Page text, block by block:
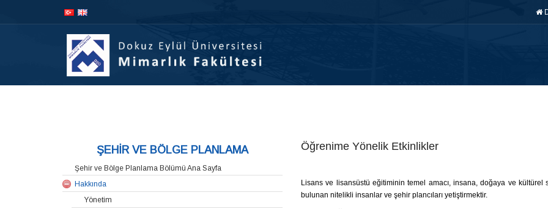
ŞEHİR VE BÖLGE PLANLAMA
Şehir ve Bölge Planlama Bölümü Ana Sayfa
Hakkında
Yönetim
Öğrenime Yönelik Etkinlikler
Lisans ve lisansüstü eğitiminin temel amacı, insana, doğaya ve
bulunan nitelikli insanlar ve şehir plancıları yetiştirmektir.